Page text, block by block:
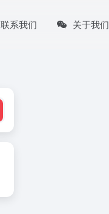
联系我们 关于我们